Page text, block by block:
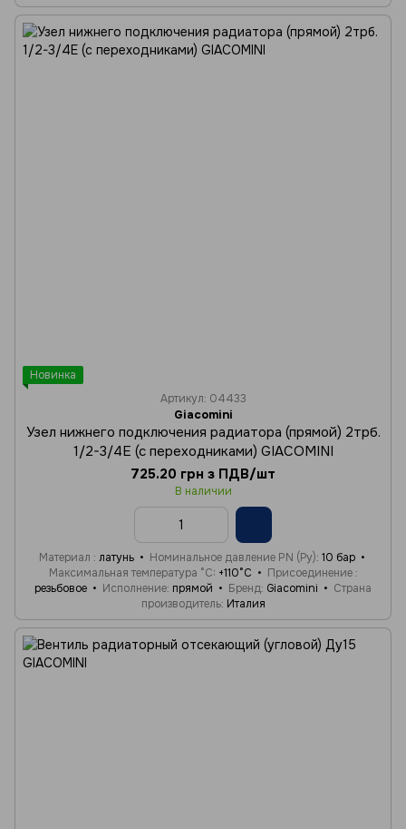
Новинка
Артикул: 04433
Giacomini
Узел нижнего подключения радиатора (прямой) 2трб.
1/2-3/4Е (с переходниками) GIACOMINI
725.20 грн з ПДВ/шт
В наличии
Материал латунь Номинальное давление PN (Ру) 10 бар
Максимальная температура °C +110°C
Присоединение
резьбовое
Исполнение прямой Бренд Giacomini
Страна
производитель Италия